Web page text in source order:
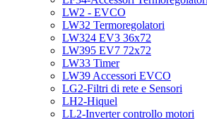
LW2 - EVCO
LW32 Termoregolatori
LW324 EV3 36x72
LW395 EV7 72x72
LW33 Timer
LW39 Accessori EVCO
LG2-Filtri di rete e Sensori
LH2-Hiquel
LL2-Inverter controllo motori